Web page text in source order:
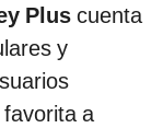
Plus cuenta
y
a